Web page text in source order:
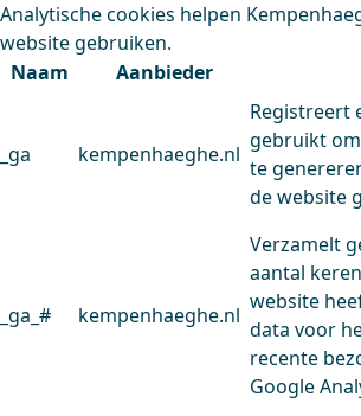
Analytische cookies helpen
website gebruiken.
Naam
Aanbieder
_ga kempenhaeghe.nl
Registreert
gebruikt
te
de website
_ga_# kempenhaeghe.nl
Verzamelt
aantal
website
data voor
recente
Google